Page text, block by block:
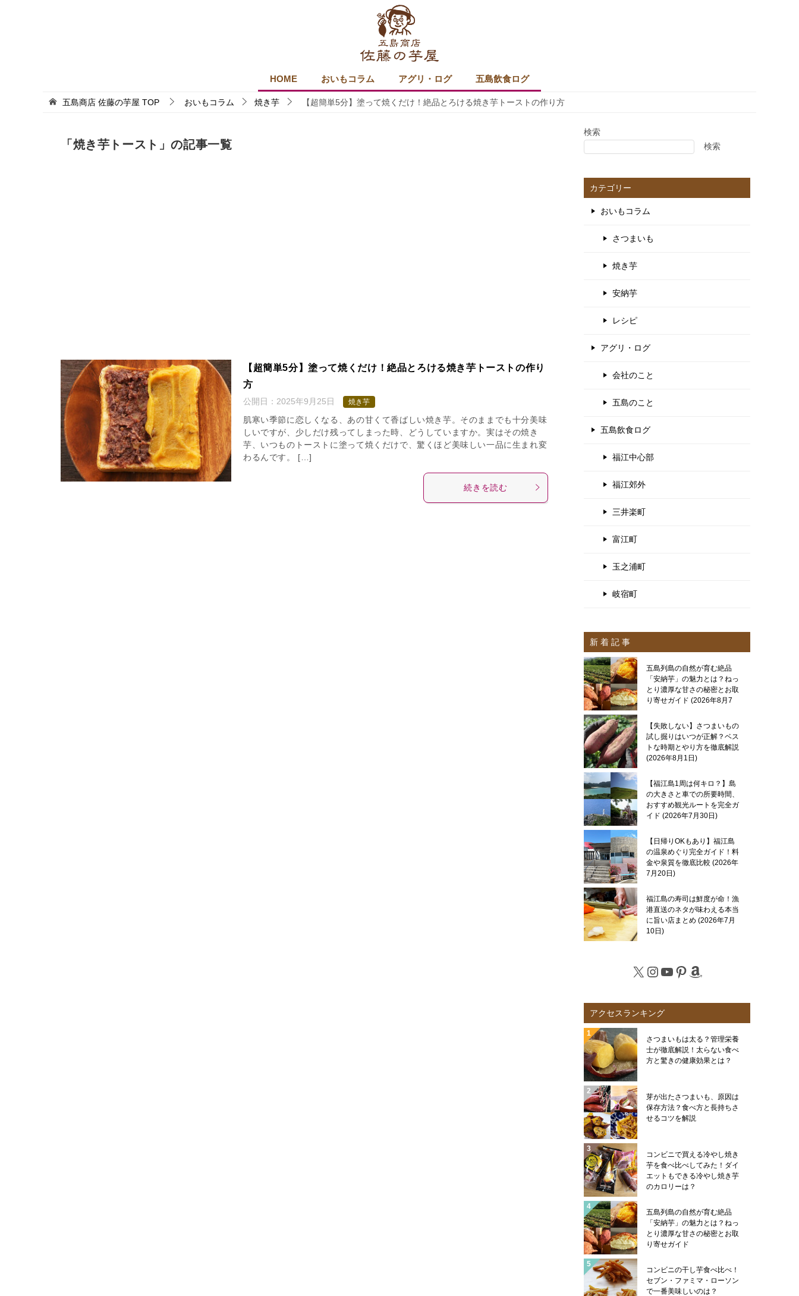
HOME おいもコラム アグリ・ログ 五島飲食ログ
五島商店 佐藤の芋屋 TOP おいもコラム 焼き芋 【超簡単5分】塗って焼くだけ！絶品とろける焼き芋トーストの作り方
「焼き芋トースト」の記事一覧
【超簡単5分】塗って焼くだけ！絶品とろける焼き芋トーストの作り
方
公開日： 2025年9月25日 焼き芋
肌寒い季節に恋しくなる、あの甘くて香ばしい焼き芋。そのままでも十分美味
しいですが、少しだけ残ってしまった時、どうしていますか。実はその焼き
芋、いつものトーストに塗って焼くだけで、驚くほど美味しい一品に生まれ変
わるんです。 […]
続きを読む
検索
検索
カテゴリー
おいもコラム
さつまいも
焼き芋
安納芋
レシピ
アグリ・ログ
会社のこと
五島のこと
五島飲食ログ
福江中心部
福江郊外
三井楽町
富江町
玉之浦町
岐宿町
新 着 記 事
五島列島の自然が育む絶品
「安納芋」の魅力とは？ねっ
とり濃厚な甘さの秘密とお取
り寄せガイド 2026年8月7
【失敗しない】さつまいもの
試し掘りはいつが正解？ベス
トな時期とやり方を徹底解説
2026年8月1日
【福江島1周は何キロ？】島
の大きさと車での所要時間、
おすすめ観光ルートを完全ガ
イド 2026年7月30日
【日帰りOKもあり】福江島
の温泉めぐり完全ガイド！料
金や泉質を徹底比較 2026年
7月20日
福江島の寿司は鮮度が命！漁
港直送のネタが味わえる本当
に旨い店まとめ 2026年7月
10日
X Instagram
YouTube
Pinterest
Amazon
アクセスランキング
さつまいもは太る？管理栄養
士が徹底解説！太らない食べ
方と驚きの健康効果とは？
芽が出たさつまいも、原因は
保存方法？食べ方と長持ちさ
せるコツを解説
コンビニで買える冷やし焼き
芋を食べ比べしてみた！ダイ
エットもできる冷やし焼き芋
のカロリーは？
五島列島の自然が育む絶品
「安納芋」の魅力とは？ねっ
とり濃厚な甘さの秘密とお取
り寄せガイド
コンビニの干し芋食べ比べ！
セブン・ファミマ・ローソン
で一番美味しいのは？